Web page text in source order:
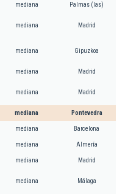
mediana Palmas (las)
mediana Madrid
mediana Gipuzkoa
mediana Madrid
mediana Madrid
mediana Pontevedra
mediana Barcelona
mediana Almería
mediana Madrid
mediana Málaga